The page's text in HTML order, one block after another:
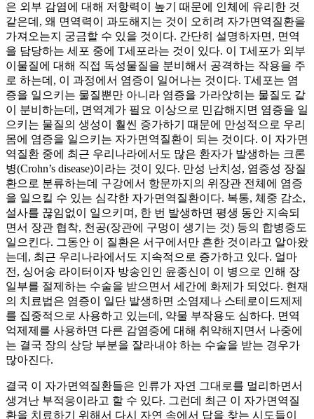
은 외부 감염에 대해 저항력이 높기 때문에 인체에 유리한 것
같은데, 왜 면역력이 과도해지는 것이 오히려 자가면역질환을
가져오는지 궁금할 수 있을 것이다. 간단히 설명하자면, 면역
을 담당하는 세포 중에 T세포라는 것이 있다. 이 T세포가 외부
이물질에 대해 직접 독성물질을 분비해서 공격하는 작용을 주
로 하는데, 이 과정에서 염증이 일어나는 것이다. T세포는 염
증을 일으키는 물질뿐만 아니라 염증을 가라앉히는 물질도 같
이 분비하는데, 면역계가 필요 이상으로 민감해지면 염증을 일
으키는 물질의 생성이 훨씬 증가하기 때문에 만성적으로 우리
몸에 염증을 일으키는 자가면역질환이 되는 것이다. 이 자가면
역질환 중에 최근 우리나라에서도 많은 환자가 발생하는 크론
병(Crohn’s disease)이라는 것이 있다. 만성 난치성, 염증성 장질
환으로 분류하는데 구강에서 항문까지의 위장관 전체에 염증
을 일으킬 수 있는 심각한 자가면역질환이다. 복통, 체중 감소,
설사를 끊임없이 일으키며, 한 번 발생하면 평생 동안 지속되
면서 장관 협착, 천공(장관에 구멍이 생기는 것) 등의 합병증도
일으킨다. 그동안 이 질환은 서구에서만 흔한 것이라고 알아왔
는데, 최근 우리나라에서도 지속적으로 증가하고 있다. 얼마
전, 싱어송 라이터이자 방송인인 윤종신이 이 병으로 인해 장
일부를 절제하는 수술을 받으면서 세간에 화제가 되었다. 현재
의 치료법은 염증이 일단 발생하면 소염제나 스테로이드제제
를 집중적으로 사용하고 있는데, 약물 부작용도 심하다. 면역
억제제를 사용하면 다른 감염증에 대해 취약해지면서 나중에
는 결국 장의 상당 부분을 잘라내야 하는 수술을 받는 경우가
많아진다.
결국 이 자가면역질환들은 인류가 자연 그대로를 멀리하면서
생겨난 부적응이라고 할 수 있다. 그런데 최근 이 자가면역질
환을 치료하기 위해서 다시 자연 속에서 답을 찾는 시도들이